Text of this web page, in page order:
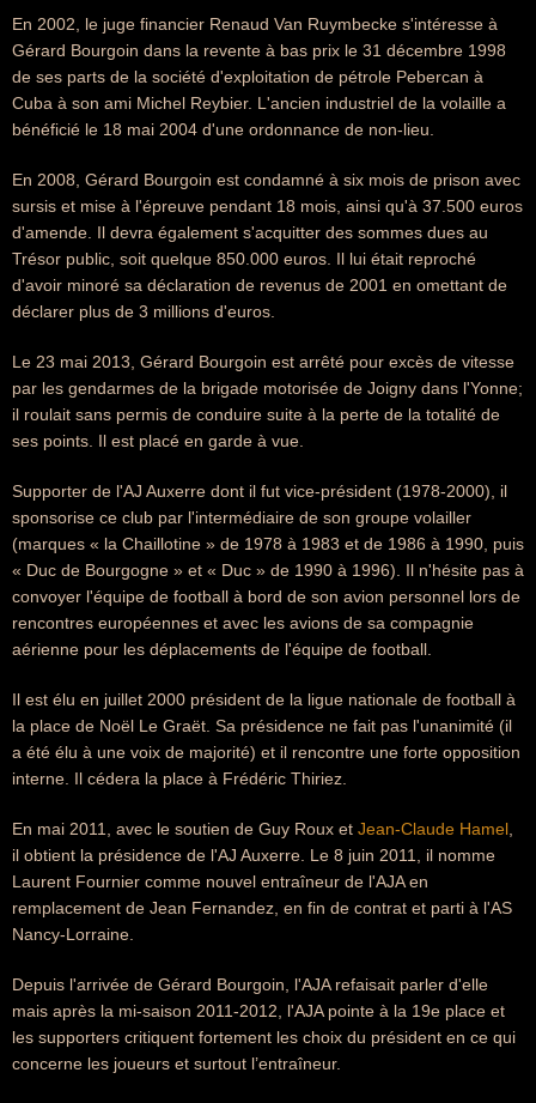
En 2002, le juge financier Renaud Van Ruymbecke s'intéresse à
Gérard Bourgoin dans la revente à bas prix le 31 décembre 1998
de ses parts de la société d'exploitation de pétrole Pebercan à
Cuba à son ami Michel Reybier. L'ancien industriel de la volaille a
bénéficié le 18 mai 2004 d'une ordonnance de non-lieu.
En 2008, Gérard Bourgoin est condamné à six mois de prison avec
sursis et mise à l'épreuve pendant 18 mois, ainsi qu'à 37.500 euros
d'amende. Il devra également s'acquitter des sommes dues au
Trésor public, soit quelque 850.000 euros. Il lui était reproché
d'avoir minoré sa déclaration de revenus de 2001 en omettant de
déclarer plus de 3 millions d'euros.
Le 23 mai 2013, Gérard Bourgoin est arrêté pour excès de vitesse
par les gendarmes de la brigade motorisée de Joigny dans l'Yonne;
il roulait sans permis de conduire suite à la perte de la totalité de
ses points. Il est placé en garde à vue.
Supporter de l'AJ Auxerre dont il fut vice-président (1978-2000), il
sponsorise ce club par l'intermédiaire de son groupe volailler
(marques « la Chaillotine » de 1978 à 1983 et de 1986 à 1990, puis
« Duc de Bourgogne » et « Duc » de 1990 à 1996). Il n'hésite pas à
convoyer l'équipe de football à bord de son avion personnel lors de
rencontres européennes et avec les avions de sa compagnie
aérienne pour les déplacements de l'équipe de football.
Il est élu en juillet 2000 président de la ligue nationale de football à
la place de Noël Le Graët. Sa présidence ne fait pas l'unanimité (il
a été élu à une voix de majorité) et il rencontre une forte opposition
interne. Il cédera la place à Frédéric Thiriez.
En mai 2011, avec le soutien de Guy Roux et Jean-Claude Hamel
il obtient la présidence de l'AJ Auxerre. Le 8 juin 2011, il nomme
Laurent Fournier comme nouvel entraîneur de l'AJA en
remplacement de Jean Fernandez, en fin de contrat et parti à l'AS
Nancy-Lorraine.
Depuis l'arrivée de Gérard Bourgoin, l'AJA refaisait parler d'elle
mais après la mi-saison 2011-2012, l'AJA pointe à la 19e place et
les supporters critiquent fortement les choix du président en ce qui
concerne les joueurs et surtout l’entraîneur.